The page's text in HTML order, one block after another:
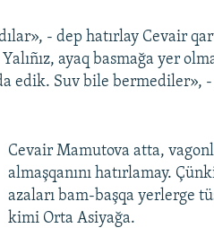
- dep hatırlay Cevair
ayaq basmağa yer
edik. Suv bile bermediler»,
Cevair Mamutova atta,
almaşqanını hatırlamay.
azaları bam-başqa yerlerge
kimi Orta Asiyağa.